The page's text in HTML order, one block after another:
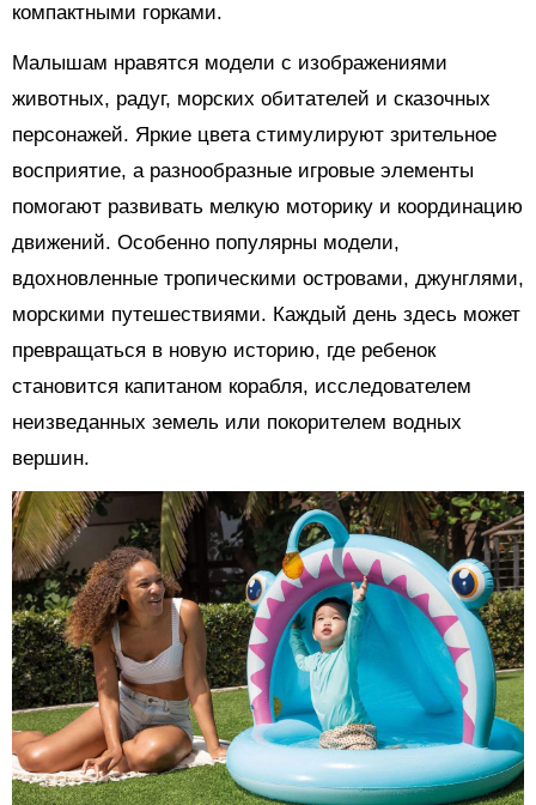
компактными горками.
Малышам нравятся модели с изображениями
животных, радуг, морских обитателей и сказочных
персонажей. Яркие цвета стимулируют зрительное
восприятие, а разнообразные игровые элементы
помогают развивать мелкую моторику и координацию
движений. Особенно популярны модели,
вдохновленные тропическими островами, джунглями,
морскими путешествиями. Каждый день здесь может
превращаться в новую историю, где ребенок
становится капитаном корабля, исследователем
неизведанных земель или покорителем водных
вершин.